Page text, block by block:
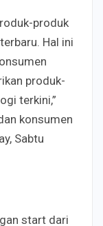
produk
Hal ini
produk-
terkini,”
konsumen
Sabtu
start dari